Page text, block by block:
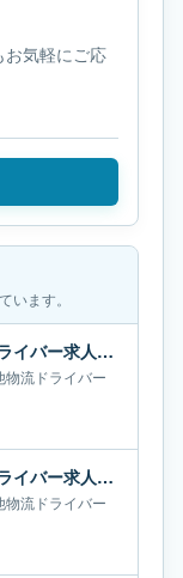
気軽にご応
います。
札幌エムケイ株式会社のその他物流ドライバー求人｜北海道札幌市｜月給67万-69万円
物流ドライバー
札幌エムケイ株式会社のその他物流ドライバー求人｜北海道札幌市
物流ドライバー